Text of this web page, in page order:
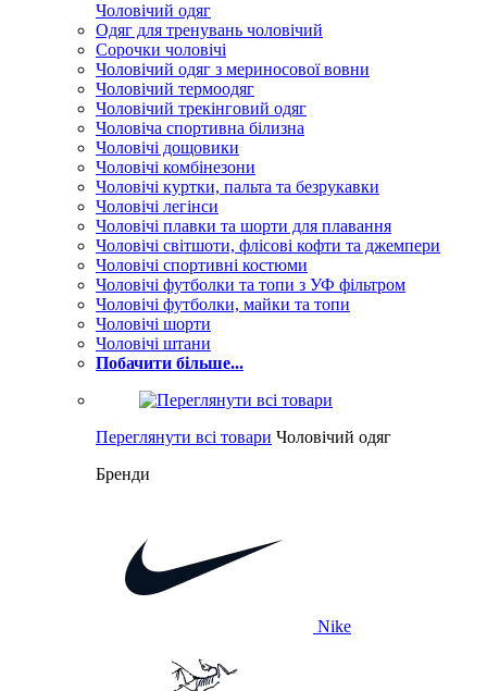
Чоловічий одяг
Одяг для тренувань чоловічий
Сорочки чоловічі
Чоловічий одяг з мериносової вовни
Чоловічий термоодяг
Чоловічий трекінговий одяг
Чоловіча спортивна білизна
Чоловічі дощовики
Чоловічі комбінезони
Чоловічі куртки, пальта та безрукавки
Чоловічі легінси
Чоловічі плавки та шорти для плавання
Чоловічі світшоти, флісові кофти та джемпери
Чоловічі спортивні костюми
Чоловічі футболки та топи з УФ фільтром
Чоловічі футболки, майки та топи
Чоловічі шорти
Чоловічі штани
Побачити більше...
Переглянути всі товари Чоловічий одяг
Бренди
Nike